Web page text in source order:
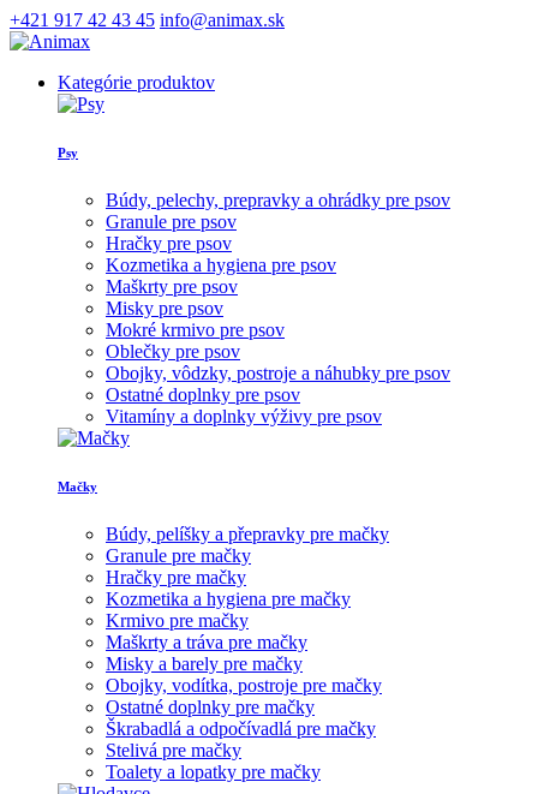
+421 917 42 43 45 info@animax.sk
Kategórie produktov
Psy
Búdy, pelechy, prepravky a ohrádky pre psov
Granule pre psov
Hračky pre psov
Kozmetika a hygiena pre psov
Maškrty pre psov
Misky pre psov
Mokré krmivo pre psov
Oblečky pre psov
Obojky, vôdzky, postroje a náhubky pre psov
Ostatné doplnky pre psov
Vitamíny a doplnky výživy pre psov
Mačky
Búdy, pelíšky a přepravky pre mačky
Granule pre mačky
Hračky pre mačky
Kozmetika a hygiena pre mačky
Krmivo pre mačky
Maškrty a tráva pre mačky
Misky a barely pre mačky
Obojky, vodítka, postroje pre mačky
Ostatné doplnky pre mačky
Škrabadlá a odpočívadlá pre mačky
Stelivá pre mačky
Toalety a lopatky pre mačky